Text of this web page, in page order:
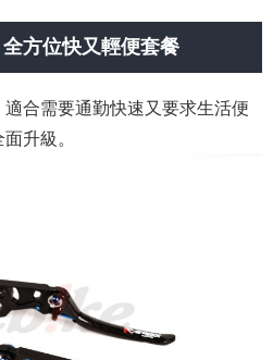
方位快又輕便套餐
合需要通勤快速又要求生活便
升級。